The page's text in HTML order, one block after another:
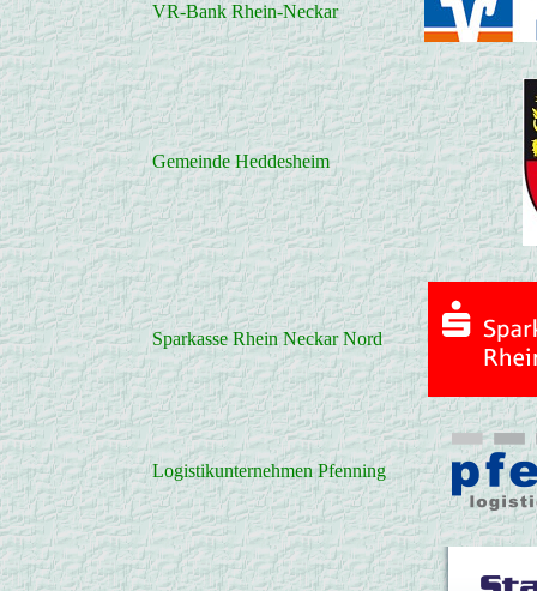
VR-Bank Rhein-Neckar
Gemeinde Heddesheim
Sparkasse Rhein Neckar Nord
Logistikunternehmen Pfenning